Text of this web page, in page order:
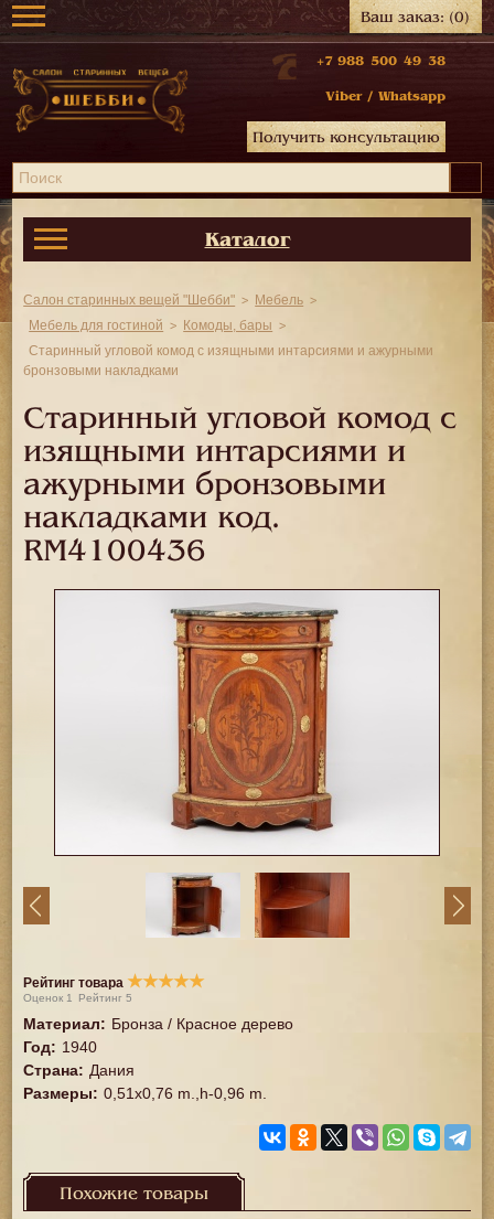
Ваш заказ:(0)
+7 988 500 49 38
Viber / Whatsapp
Получить консультацию
Каталог
Салон старинных вещей "Шебби"
Мебель
Мебель для гостиной
Комоды, бары
Старинный угловой комод с изящными интарсиями и ажурными
бронзовыми накладками
Старинный угловой комод с
изящными интарсиями и
ажурными бронзовыми
накладками код.
RM4100436
Рейтинг товара ★★★★★
Оценок 1 Рейтинг5
Материал: Бронза / Красное дерево
Год: 1940
Страна: Дания
Размеры: 0,51x0,76 m.,h-0,96 m.
Похожие товары